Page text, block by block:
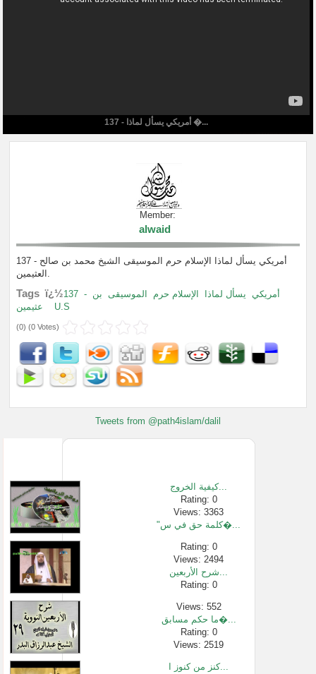
137 - أمريكي يسأل لماذا �...
Member:
alwaid
137 - أمريكي يسأل لماذا الإسلام حرم الموسيقى الشيخ محمد بن صالح
العثيمين.
Tags ï¿½137 - أمريكي يسأل لماذا الإسلام حرم الموسيقى بن
عثيمين
U.S
(0) (0 Votes)
Tweets from @path4islam/dalil
كيفية الخروج...
Rating: 0
Views: 3363
"كلمة حق في س�...
Rating: 0
Views: 2494
شرح الأربعين...
Rating: 0
Views: 552
ما حكم مسابق�...
Rating: 0
Views: 2519
كنز من كنوز ا...